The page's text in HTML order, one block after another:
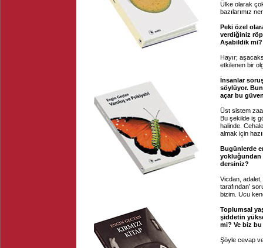
Ülke olarak
bazılarımız
Peki özel
verdiğiniz
Aşabildik mi?
Hayır;
etkilenen bir
İnsanlar
söylüyor.
açar bu
Üst sistem
Bu şekilde iş
halinde.
almak için
Bugünlerde
yokluğundan
dersiniz?
Vicdan,
tarafından’
bizim. Ucu
Toplumsal
şiddetin
mi? Ve biz
Şöyle cevap